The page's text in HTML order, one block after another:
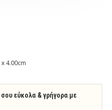
4.00cm
σου εύκολα & γρήγορα με